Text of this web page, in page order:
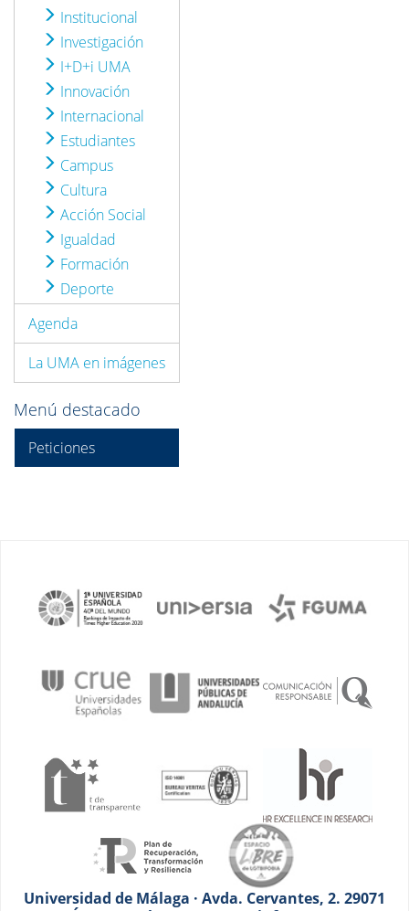
Institucional
Investigación
I+D+i UMA
Innovación
Internacional
Estudiantes
Campus
Cultura
Acción Social
Igualdad
Formación
Deporte
Agenda
La UMA en imágenes
Menú destacado
Peticiones
Universidad de Málaga · Avda. Cervantes, 2. 29071